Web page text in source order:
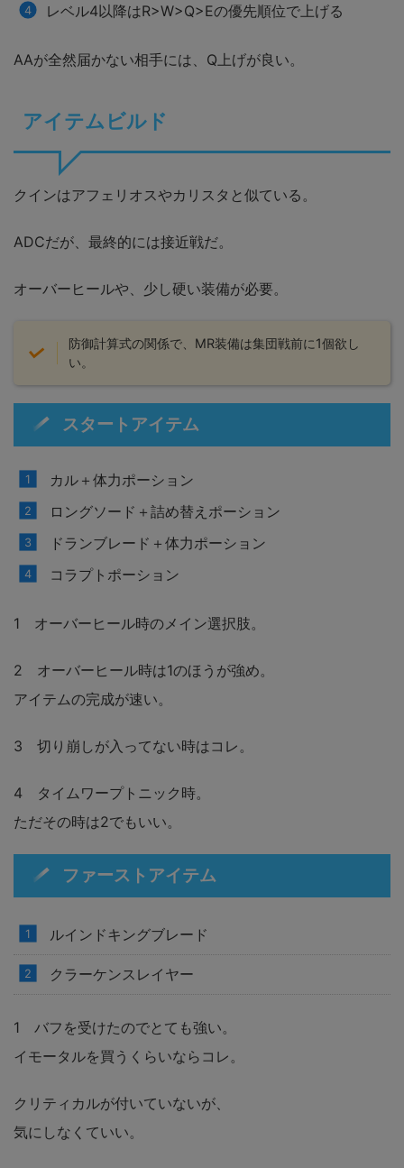
レベル4以降はR>W>Q>Eの優先順位で上げる
AAが全然届かない相手には、Q上げが良い。
アイテムビルド
クインはアフェリオスやカリスタと似ている。
ADCだが、最終的には接近戦だ。
オーバーヒールや、少し硬い装備が必要。
防御計算式の関係で、MR装備は集団戦前に1個欲し
い。
スタートアイテム
カル＋体力ポーション
ロングソード＋詰め替えポーション
ドランブレード＋体力ポーション
コラプトポーション
1 オーバーヒール時のメイン選択肢。
2 オーバーヒール時は1のほうが強め。
アイテムの完成が速い。
3 切り崩しが入ってない時はコレ。
4 タイムワープトニック時。
ただその時は2でもいい。
ファーストアイテム
ルインドキングブレード
クラーケンスレイヤー
1 バフを受けたのでとても強い。
イモータルを買うくらいならコレ。
クリティカルが付いていないが、
気にしなくていい。